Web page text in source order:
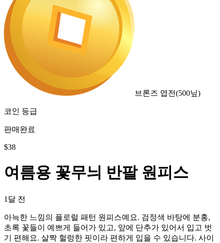
브론즈 엽전(500닢)
코인 등급
판매완료
$38
여름용 꽃무늬 반팔 원피스
1달 전
아늑한 느낌의 플로럴 패턴 원피스예요. 검정색 바탕에 분홍,
초록 꽃들이 예쁘게 들어가 있고, 앞에 단추가 있어서 입고 벗
기 편해요. 살짝 헐렁한 핏이라 편하게 입을 수 있습니다. 사이